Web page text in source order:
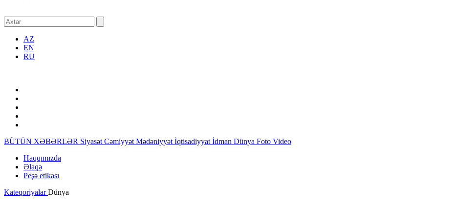
AZ
EN
RU
BÜTÜN XƏBƏRLƏR Siyasət Cəmiyyət Mədəniyyət İqtisadiyyat İdman Dünya Foto Video
Haqqımızda
Əlaqə
Peşə etikası
KateqoriyalarDünya